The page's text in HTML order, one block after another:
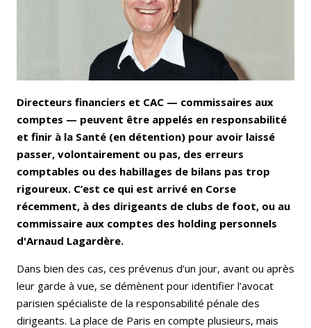
Whatsapp
Directeurs financiers et CAC — commissaires aux
comptes — peuvent être appelés en responsabilité
et finir à la Santé (en détention) pour avoir laissé
passer, volontairement ou pas, des erreurs
comptables ou des habillages de bilans pas trop
rigoureux. C’est ce qui est arrivé en Corse
récemment, à des dirigeants de clubs de foot, ou au
commissaire aux comptes des holding personnels
d'Arnaud Lagardère.
Dans bien des cas, ces prévenus d’un jour, avant ou après
leur garde à vue, se démènent pour identifier l’avocat
parisien spécialiste de la responsabilité pénale des
dirigeants. La place de Paris en compte plusieurs, mais